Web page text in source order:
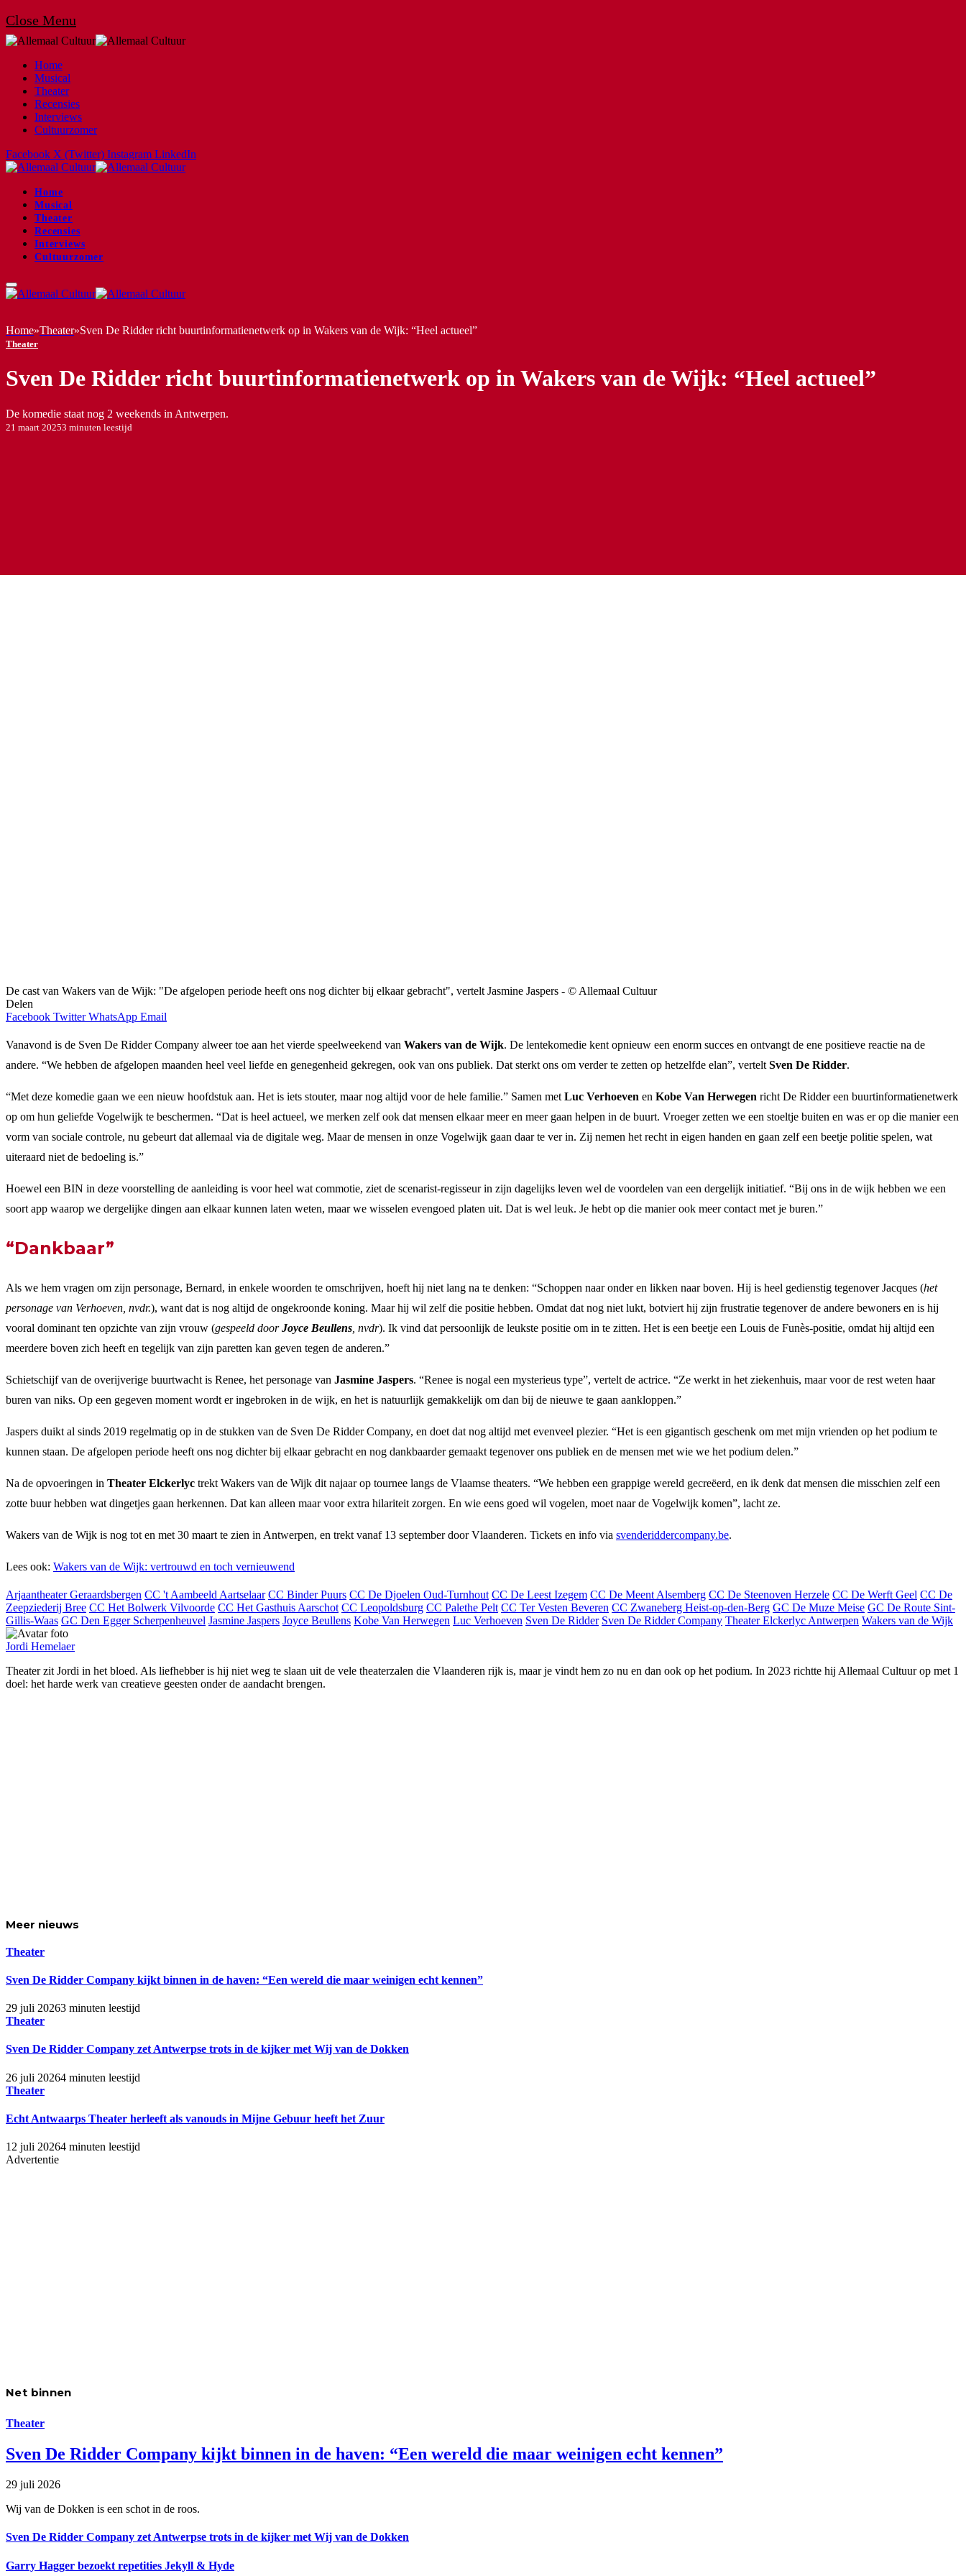
Close Menu
Home
Musical
Theater
Recensies
Interviews
Cultuurzomer
Facebook X (Twitter) Instagram LinkedIn
Home
Musical
Theater
Recensies
Interviews
Cultuurzomer
Home»Theater»Sven De Ridder richt buurtinformatienetwerk op in Wakers van de Wijk: “Heel actueel”
Theater
Sven De Ridder richt buurtinformatienetwerk op in Wakers van de Wijk: “Heel actueel”
De komedie staat nog 2 weekends in Antwerpen.
21 maart 20253 minuten leestijd
De cast van Wakers van de Wijk: "De afgelopen periode heeft ons nog dichter bij elkaar gebracht", vertelt Jasmine Jaspers - © Allemaal Cultuur
Delen
Facebook Twitter WhatsApp Email
Vanavond is de Sven De Ridder Company alweer toe aan het vierde speelweekend van Wakers van de Wijk. De lentekomedie kent opnieuw een enorm succes en ontvangt de ene positieve reactie na de
andere. “We hebben de afgelopen maanden heel veel liefde en genegenheid gekregen, ook van ons publiek. Dat sterkt ons om verder te zetten op hetzelfde elan”, vertelt Sven De Ridder.
“Met deze komedie gaan we een nieuw hoofdstuk aan. Het is iets stouter, maar nog altijd voor de hele familie.” Samen met Luc Verhoeven en Kobe Van Herwegen richt De Ridder een buurtinformatienetwerk
op om hun geliefde Vogelwijk te beschermen. “Dat is heel actueel, we merken zelf ook dat mensen elkaar meer en meer gaan helpen in de buurt. Vroeger zetten we een stoeltje buiten en was er op die manier een
vorm van sociale controle, nu gebeurt dat allemaal via de digitale weg. Maar de mensen in onze Vogelwijk gaan daar te ver in. Zij nemen het recht in eigen handen en gaan zelf een beetje politie spelen, wat
uiteraard niet de bedoeling is.”
Hoewel een BIN in deze voorstelling de aanleiding is voor heel wat commotie, ziet de scenarist-regisseur in zijn dagelijks leven wel de voordelen van een dergelijk initiatief. “Bij ons in de wijk hebben we een
soort app waarop we dergelijke dingen aan elkaar kunnen laten weten, maar we wisselen evengoed platen uit. Dat is wel leuk. Je hebt op die manier ook meer contact met je buren.”
“Dankbaar”
Als we hem vragen om zijn personage, Bernard, in enkele woorden te omschrijven, hoeft hij niet lang na te denken: “Schoppen naar onder en likken naar boven. Hij is heel gedienstig tegenover Jacques (het
personage van Verhoeven, nvdr.), want dat is nog altijd de ongekroonde koning. Maar hij wil zelf die positie hebben. Omdat dat nog niet lukt, botviert hij zijn frustratie tegenover de andere bewoners en is hij
vooral dominant ten opzichte van zijn vrouw (gespeeld doorJoyce Beullens , nvdr). Ik vind dat persoonlijk de leukste positie om in te zitten. Het is een beetje een Louis de Funès-positie, omdat hij altijd een
meerdere boven zich heeft en tegelijk van zijn paretten kan geven tegen de anderen.”
Schietschijf van de overijverige buurtwacht is Renee, het personage van Jasmine Jaspers. “Renee is nogal een mysterieus type”, vertelt de actrice. “Ze werkt in het ziekenhuis, maar voor de rest weten haar
buren van niks. Op een gegeven moment wordt er ingebroken in de wijk, en het is natuurlijk gemakkelijk om dan bij de nieuwe te gaan aankloppen.”
Jaspers duikt al sinds 2019 regelmatig op in de stukken van de Sven De Ridder Company, en doet dat nog altijd met evenveel plezier. “Het is een gigantisch geschenk om met mijn vrienden op het podium te
kunnen staan. De afgelopen periode heeft ons nog dichter bij elkaar gebracht en nog dankbaarder gemaakt tegenover ons publiek en de mensen met wie we het podium delen.”
Na de opvoeringen in Theater Elckerlyc trekt Wakers van de Wijk dit najaar op tournee langs de Vlaamse theaters. “We hebben een grappige wereld gecreëerd, en ik denk dat mensen die misschien zelf een
zotte buur hebben wat dingetjes gaan herkennen. Dat kan alleen maar voor extra hilariteit zorgen. En wie eens goed wil vogelen, moet naar de Vogelwijk komen”, lacht ze.
Wakers van de Wijk is nog tot en met 30 maart te zien in Antwerpen, en trekt vanaf 13 september door Vlaanderen. Tickets en info via svenderiddercompany.be.
Lees ook: Wakers van de Wijk: vertrouwd en toch vernieuwend
Arjaantheater Geraardsbergen CC 't Aambeeld Aartselaar CC Binder Puurs CC De Djoelen Oud-Turnhout CC De Leest Izegem CC De Meent Alsemberg CC De Steenoven Herzele CC De Werft Geel CC De
Zeepziederij Bree CC Het Bolwerk Vilvoorde CC Het Gasthuis Aarschot CC Leopoldsburg CC Palethe Pelt CC Ter Vesten Beveren CC Zwaneberg Heist-op-den-Berg GC De Muze Meise GC De Route Sint-
Gillis-Waas GC Den Egger Scherpenheuvel Jasmine Jaspers Joyce Beullens Kobe Van Herwegen Luc Verhoeven Sven De Ridder Sven De Ridder Company Theater Elckerlyc Antwerpen Wakers van de Wijk
Jordi Hemelaer
Theater zit Jordi in het bloed. Als liefhebber is hij niet weg te slaan uit de vele theaterzalen die Vlaanderen rijk is, maar je vindt hem zo nu en dan ook op het podium. In 2023 richtte hij Allemaal Cultuur op met 1
doel: het harde werk van creatieve geesten onder de aandacht brengen.
Meer nieuws
Theater
Sven De Ridder Company kijkt binnen in de haven: “Een wereld die maar weinigen echt kennen”
29 juli 20263 minuten leestijd
Theater
Sven De Ridder Company zet Antwerpse trots in de kijker met Wij van de Dokken
26 juli 20264 minuten leestijd
Theater
Echt Antwaarps Theater herleeft als vanouds in Mijne Gebuur heeft het Zuur
12 juli 20264 minuten leestijd
Advertentie
Net binnen
Theater
Sven De Ridder Company kijkt binnen in de haven: “Een wereld die maar weinigen echt kennen”
29 juli 2026
Wij van de Dokken is een schot in de roos.
Sven De Ridder Company zet Antwerpse trots in de kijker met Wij van de Dokken
Garry Hagger bezoekt repetities Jekyll & Hyde